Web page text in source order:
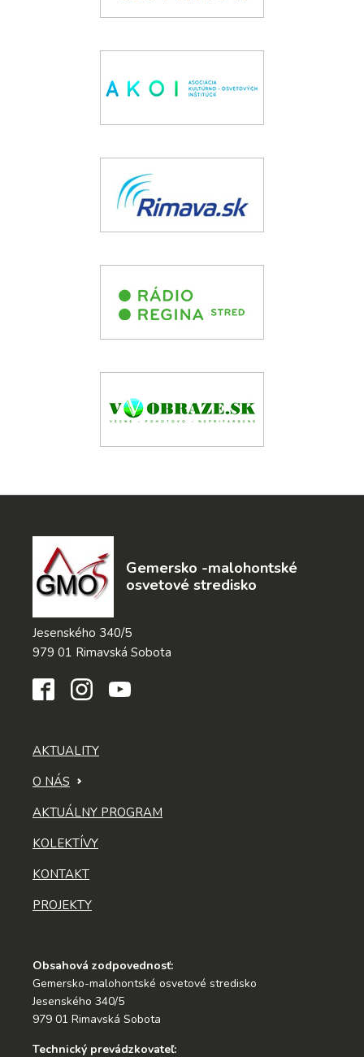
Gemersko -malohontské
osvetové stredisko
Jesenského 340/5
979 01 Rimavská Sobota
AKTUALITY
O NÁS
AKTUÁLNY PROGRAM
KOLEKTÍVY
KONTAKT
PROJEKTY
Obsahová zodpovednosť:
Gemersko-malohontské osvetové stredisko
Jesenského 340/5
979 01 Rimavská Sobota
Technický prevádzkovateľ: